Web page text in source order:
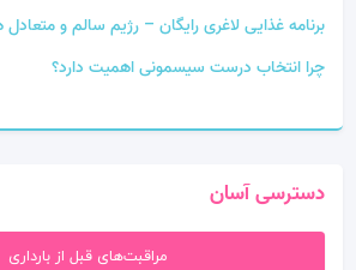
برنامه غذایی لاغری رایگان – رژیم سالم و متعادل
چرا انتخاب درست سیسمونی اهمیت دارد؟
دسترسی آسان
مراقبت‌های قبل از بارداری